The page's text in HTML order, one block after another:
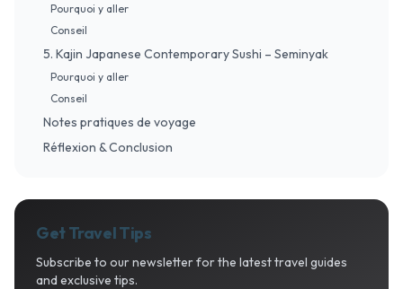
Pourquoi y aller
Conseil
5. Kajin Japanese Contemporary Sushi – Seminyak
Pourquoi y aller
Conseil
Notes pratiques de voyage
Réflexion & Conclusion
Get Travel Tips
Subscribe to our newsletter for the latest travel guides
and exclusive tips.